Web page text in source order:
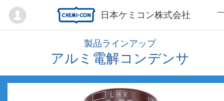
日本ケミコン株式会社
Mypage
製品ラインアップ
アルミ電解コンデンサ